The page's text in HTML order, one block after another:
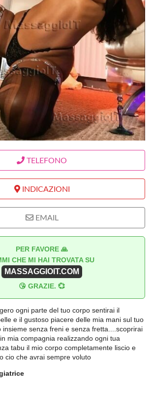
TELEFONO
INDICAZIONI
EMAIL
PER FAVORE 🙏
CHE MI HAI TROVATA SU
MASSAGGIOIT.COM
😘 GRAZIE. 💞
ogni parte del tuo corpo sentirai il
e il gustoso piacere delle mia mani sul tuo
insieme senza freni e senza fretta....scoprirai
mia compagnia realizzando ogni tua
tabu il mio corpo completamente liscio e
cio che avrai sempre voluto